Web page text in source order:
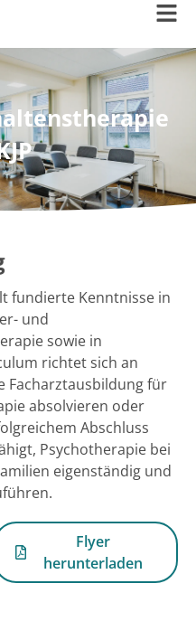
fundierte Kenntnisse in
und
sowie in
richtet sich an
Facharztausbildung für
absolvieren oder
Abschluss
Psychotherapie bei
eigenständig und
Flyer
herunterladen